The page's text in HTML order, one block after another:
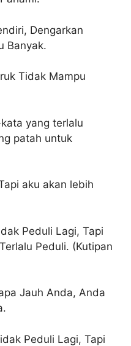
Dengarkan
Banyak.
Tidak Mampu
yang terlalu
patah untuk
aku akan lebih
Peduli Lagi, Tapi
Peduli. (Kutipan
Jauh Anda, Anda
Peduli Lagi, Tapi